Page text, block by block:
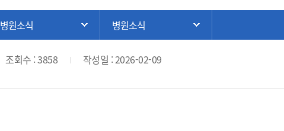
뉴 목록 열기
병원소식 서브 메뉴 목록 열기
병원소식
차장 운영중단 및 공사 안내
조회수 : 3858 작성일 : 2026-02-09